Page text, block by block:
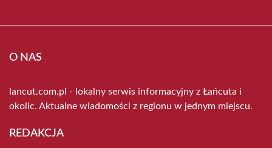
O NAS
lancut.com.pl - lokalny serwis informacyjny z Łańcuta i
okolic. Aktualne wiadomości z regionu w jednym miejscu.
REDAKCJA